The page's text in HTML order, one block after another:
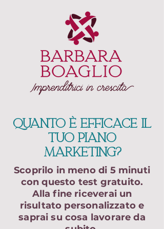
Quanto è efficace il
tuo piano
marketing?
Scoprilo in meno di 5 minuti
con questo test gratuito.
Alla fine riceverai un
risultato personalizzato e
saprai su cosa lavorare da